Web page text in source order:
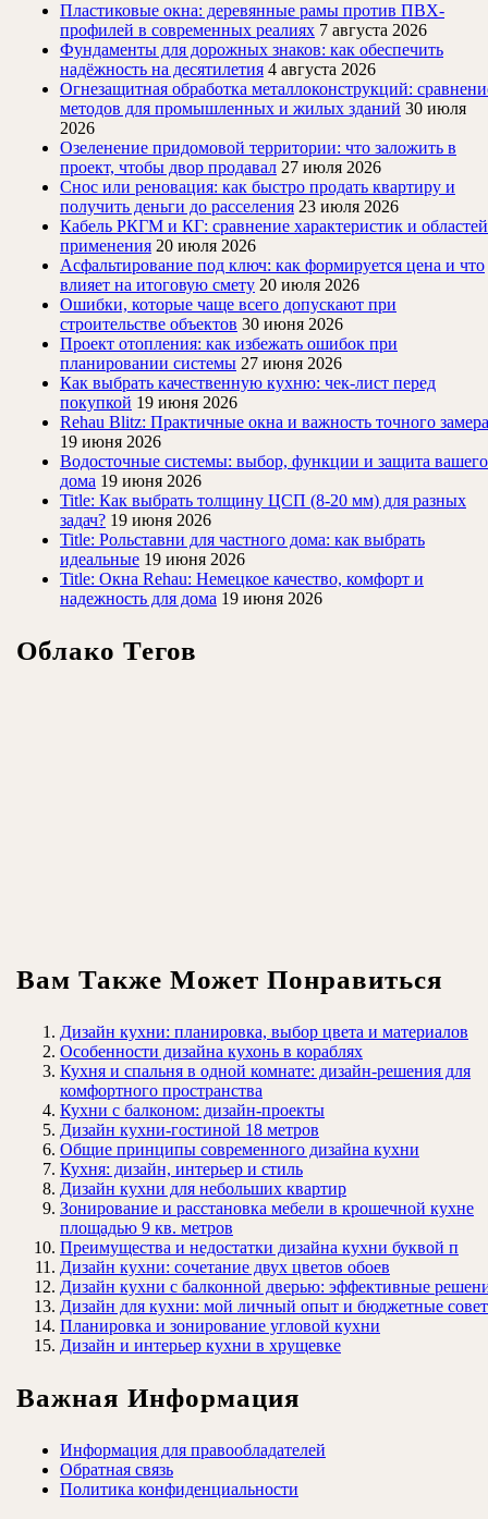
Пластиковые окна: деревянные рамы против ПВХ-
профилей в современных реалиях 7 августа 2026
Фундаменты для дорожных знаков: как обеспечить
надёжность на десятилетия 4 августа 2026
Огнезащитная обработка металлоконструкций:
методов для промышленных и жилых зданий 30 июля
2026
Озеленение придомовой территории: что заложить в
проект, чтобы двор продавал 27 июля 2026
Снос или реновация: как быстро продать квартиру и
получить деньги до расселения 23 июля 2026
Кабель РКГМ и КГ: сравнение характеристик и областей
применения 20 июля 2026
Асфальтирование под ключ: как формируется цена и что
влияет на итоговую смету 20 июля 2026
Ошибки, которые чаще всего допускают при
строительстве объектов 30 июня 2026
Проект отопления: как избежать ошибок при
планировании системы 27 июня 2026
Как выбрать качественную кухню: чек-лист перед
покупкой 19 июня 2026
Rehau Blitz: Практичные окна и важность точного замера
19 июня 2026
Водосточные системы: выбор, функции и защита вашего
дома 19 июня 2026
Title: Как выбрать толщину ЦСП (8-20 мм) для разных
задач? 19 июня 2026
Title: Рольставни для частного дома: как выбрать
идеальные 19 июня 2026
Title: Окна Rehau: Немецкое качество, комфорт и
надежность для дома 19 июня 2026
Облако Тегов
Вам Также Может Понравиться
Дизайн кухни: планировка, выбор цвета и материалов
Особенности дизайна кухонь в кораблях
Кухня и спальня в одной комнате: дизайн-решения для
комфортного пространства
Кухни с балконом: дизайн-проекты
Дизайн кухни-гостиной 18 метров
Общие принципы современного дизайна кухни
Кухня: дизайн, интерьер и стиль
Дизайн кухни для небольших квартир
Зонирование и расстановка мебели в крошечной кухне
площадью 9 кв. метров
Преимущества и недостатки дизайна кухни буквой п
Дизайн кухни: сочетание двух цветов обоев
Дизайн кухни с балконной дверью: эффективные
Дизайн для кухни: мой личный опыт и бюджетные
Планировка и зонирование угловой кухни
Дизайн и интерьер кухни в хрущевке
Важная Информация
Информация для правообладателей
Обратная связь
Политика конфиденциальности